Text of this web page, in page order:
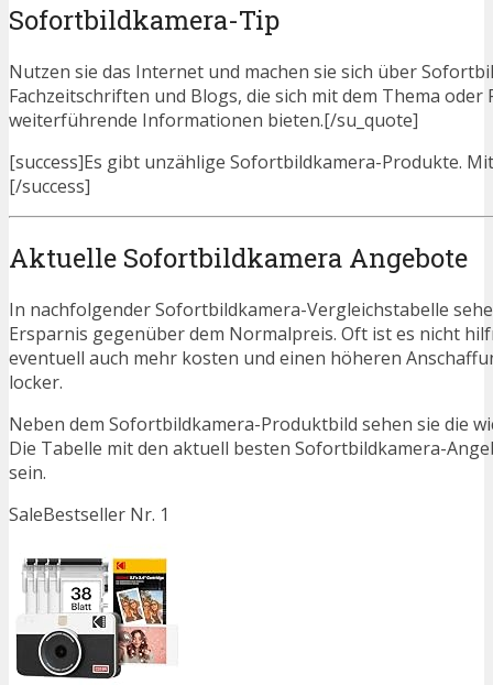
Sofortbildkamera-Tip
Nutzen sie das Internet und machen sie sich über
Fachzeitschriften und Blogs, die sich mit dem Thema
weiterführende Informationen bieten.[/su_quote]
[success]Es gibt unzählige Sofortbildkamera-Produkte.
[/success]
Aktuelle Sofortbildkamera Angebote
In nachfolgender Sofortbildkamera-Vergleichstabelle
Ersparnis gegenüber dem Normalpreis. Oft ist es nicht
eventuell auch mehr kosten und einen höheren
locker.
Neben dem Sofortbildkamera-Produktbild sehen sie die
Die Tabelle mit den aktuell besten Sofortbildkamera-
sein.
SaleBestseller Nr. 1